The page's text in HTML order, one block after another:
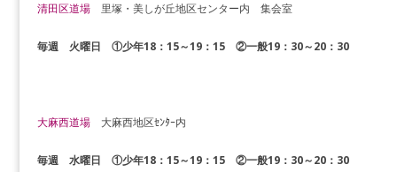
清田区道場里塚・美しが丘地区センター内 集会室
毎週 火曜日 ①少年18：15～19：15 ②一般19：30～20：30
大麻西道場大麻西地区ｾﾝﾀｰ内
毎週 水曜日 ①少年18：15～19：15 ②一般19：30～20：30